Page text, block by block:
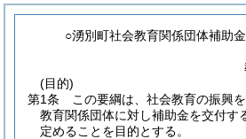
○湧別町社会教育関係団体補助
(目的)
第1条
この要綱は、社会教育の振興
教育関係団体に対し補助金を交付す
定めることを目的とする。